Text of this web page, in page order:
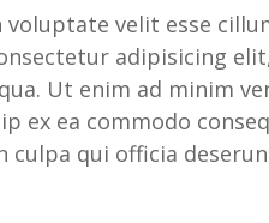
velit esse
adipisicing
Ut enim ad minim
ex ea commodo
qui officia